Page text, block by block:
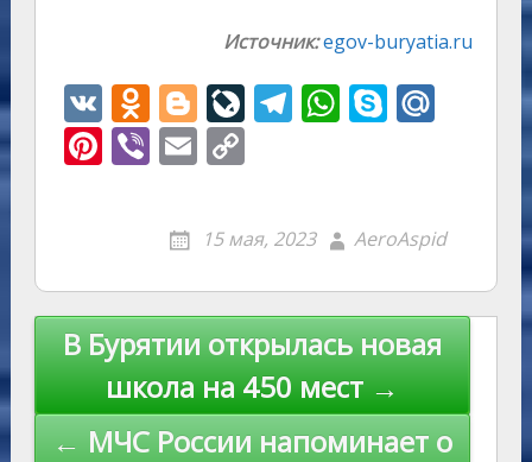
Источник:egov-buryatia.ru
V
K
O
d
n
kl
as
s
ni
ki
Bl
o
g
er
Li
v
eJ
u
r
n
al
T
a
m
W
A
p
p
S
e
M
u
Pi
st
Vi
er
E
ai
C
p
y
Li
n
k
15 мая, 2023 AeroAspid
Навигация
записям
В Бурятии открылась новая
школа на 450 мест →
← МЧС России напоминает о